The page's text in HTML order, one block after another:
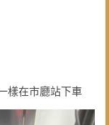
樣在市廳站下車